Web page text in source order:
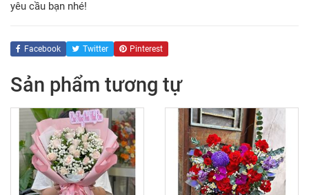
yêu cầu bạn nhé!
Facebook Twitter Pinterest
Sản phẩm tương tự